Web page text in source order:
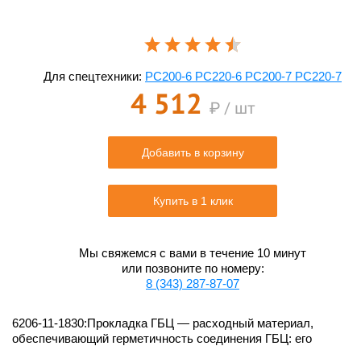
Для спецтехники: PC200-6 PC220-6 PC200-7 PC220-7
4 512 ₽ / шт
Добавить в корзину
Купить в 1 клик
Мы свяжемся с вами в течение 10 минут
или позвоните по номеру:
8 (343) 287-87-07
6206-11-1830:Прокладка ГБЦ — расходный материал,
обеспечивающий герметичность соединения ГБЦ: его